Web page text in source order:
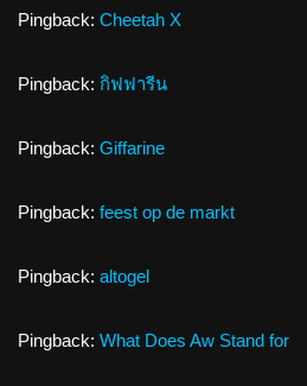
Pingback: Cheetah X
Pingback: กิฟฟารีน
Pingback: Giffarine
Pingback: feest op de markt
Pingback: altogel
Pingback: What Does Aw Stand for